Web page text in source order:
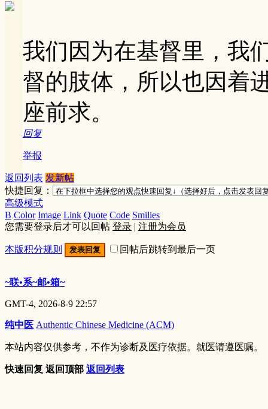
我们因为在基督里，我
督的肢体，所以也因着
座前求。
回复
举报
返回列表 发新帖
快捷回复：
高级模式
B Color Image Link Quote Code Smilies
您需要登录后才可以回帖 登录 | 注册为会员
本版积分规则 发表回复 回帖后跳转到最后一页
~联•系~邮•箱~
GMT-4, 2026-8-9 22:57
纯中医 Authentic Chinese Medicine (ACM)
本站内容仅供参考，不作为诊断及医疗依据。就医请遵医嘱。
快速回复 返回顶部 返回列表